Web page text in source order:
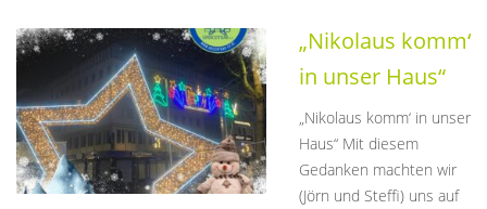
„Nikolaus komm‘
in unser Haus“
„Nikolaus komm‘ in unser
Haus“ Mit diesem
Gedanken machten wir
(Jörn und Steffi) uns auf